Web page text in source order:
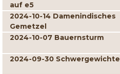
auf e5
2024-10-14 Damenindisches
Gemetzel
2024-10-07 Bauernsturm
2024-09-30 Schwergewichte